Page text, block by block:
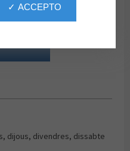
dijous, divendres, dissabte
✓ ACCEPTO